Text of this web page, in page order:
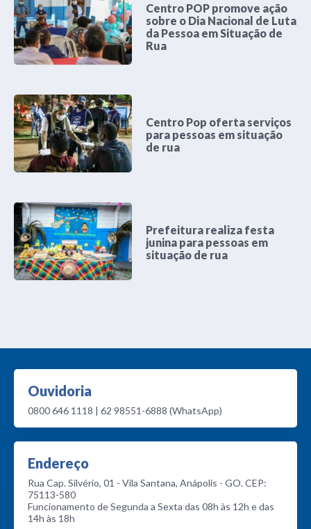
Centro POP promove ação
sobre o Dia Nacional de Luta
da Pessoa em Situação de
Rua
Centro Pop oferta serviços
para pessoas em situação
de rua
Prefeitura realiza festa
junina para pessoas em
situação de rua
Ouvidoria
0800 646 1118 | 62 98551-6888 (WhatsApp)
Endereço
Rua Cap. Silvério, 01 - Vila Santana, Anápolis - GO. CEP:
75113-580
Funcionamento de Segunda a Sexta das 08h às 12h e das
14h às 18h